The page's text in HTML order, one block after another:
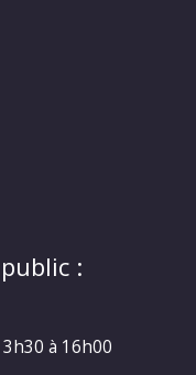
:
à 16h00